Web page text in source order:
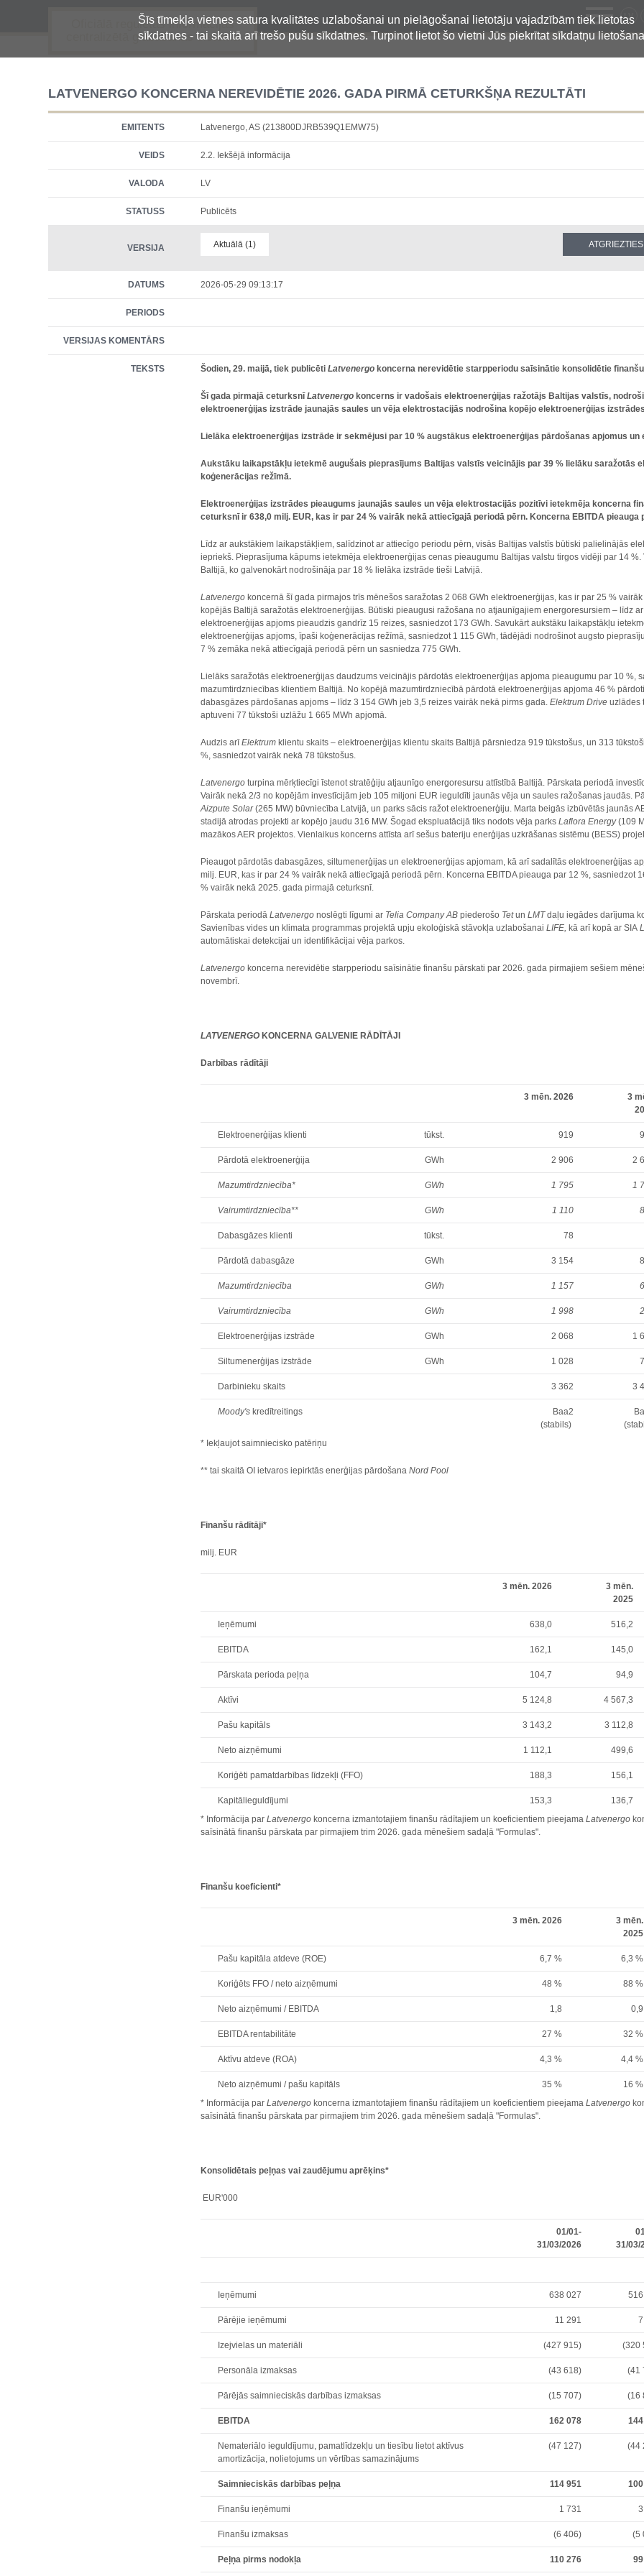
Šīs tīmekļa vietnes satura kvalitātes uzlabošanai un pielāgošanai lietotāju vajadzībām tiek lietotas
sīkdatnes - tai skaitā arī trešo pušu sīkdatnes. Turpinot lietot šo vietni Jūs piekrītat sīkdatņu
Oficiālā regulētās informācijas
centralizētā glabāšanas sistēma
LV
LATVENERGO KONCERNA NEREVIDĒTIE 2026. GADA PIRMĀ CETURKŠŅA REZULTĀTI
EMITENTS Latvenergo, AS (213800DJRB539Q1EMW75)
VEIDS 2.2. Iekšējā informācija
VALODA LV
STATUSS Publicēts
VERSIJA Aktuālā (1)
DATUMS 2026-05-29 09:13:17
PERIODS
VERSIJAS KOMENTĀRS
TEKSTS Šodien, 29. maijā, tiek publicētiLatvenergo koncerna nerevidētie starpperiodu saīsinātie konsolidētie
Šī gada pirmajā ceturksnīLatvenergo koncerns ir vadošais elektroenerģijas ražotājs Baltijas valstīs,
elektroenerģijas izstrāde jaunajās saules un vēja elektrostacijās nodrošina kopējo elektroenerģijas
Lielāka elektroenerģijas izstrāde ir sekmējusi par 10 % augstākus elektroenerģijas pārdošanas apjomus
Aukstāku laikapstākļu ietekmē augušais pieprasījums Baltijas valstīs veicinājis par 39 % lielāku saražotās
koģenerācijas režīmā.
Elektroenerģijas izstrādes pieaugums jaunajās saules un vēja elektrostacijās pozitīvi ietekmēja koncerna
ceturksnī ir 638,0 milj. EUR, kas ir par 24 % vairāk nekā attiecīgajā periodā pērn. Koncerna EBITDA pieauga
Līdz ar aukstākiem laikapstākļiem, salīdzinot ar attiecīgo periodu pērn, visās Baltijas valstīs būtiski palielinājās
iepriekš. Pieprasījuma kāpums ietekmēja elektroenerģijas cenas pieaugumu Baltijas valstu tirgos vidēji par 14
Baltijā, ko galvenokārt nodrošināja par 18 % lielāka izstrāde tieši Latvijā.
Latvenergo koncernā šī gada pirmajos trīs mēnešos saražotas 2 068 GWh elektroenerģijas, kas ir par 25 %
kopējās Baltijā saražotās elektroenerģijas. Būtiski pieaugusi ražošana no atjaunīgajiem energoresursiem – līdz
elektroenerģijas apjoms pieaudzis gandrīz 15 reizes, sasniedzot 173 GWh. Savukārt aukstāku laikapstākļu
elektroenerģijas apjoms, īpaši koģenerācijas režīmā, sasniedzot 1 115 GWh, tādējādi nodrošinot augsto
7 % zemāka nekā attiecīgajā periodā pērn un sasniedza 775 GWh.
Lielāks saražotās elektroenerģijas daudzums veicinājis pārdotās elektroenerģijas apjoma pieaugumu par 10 %,
mazumtirdzniecības klientiem Baltijā. No kopējā mazumtirdzniecībā pārdotā elektroenerģijas apjoma 46 %
dabasgāzes pārdošanas apjoms – līdz 3 154 GWh jeb 3,5 reizes vairāk nekā pirms gada.Elektrum Drive uzlādes
aptuveni 77 tūkstoši uzlāžu 1 665 MWh apjomā.
Audzis arīElektrum klientu skaits – elektroenerģijas klientu skaits Baltijā pārsniedza 919 tūkstošus, un 313
%, sasniedzot vairāk nekā 78 tūkstošus.
Latvenergo turpina mērķtiecīgi īstenot stratēģiju atjaunīgo energoresursu attīstībā Baltijā. Pārskata periodā
Vairāk nekā 2/3 no kopējām investīcijām jeb 105 miljoni EUR ieguldīti jaunās vēja un saules ražošanas jaudās.
Aizpute Solar(265 MW) būvniecība Latvijā, un parks sācis ražot elektroenerģiju. Marta beigās izbūvētās jaunās
stadijā atrodas projekti ar kopējo jaudu 316 MW. Šogad ekspluatācijā tiks nodots vēja parksLaflora Energy(109
mazākos AER projektos. Vienlaikus koncerns attīsta arī sešus bateriju enerģijas uzkrāšanas sistēmu (BESS)
Pieaugot pārdotās dabasgāzes, siltumenerģijas un elektroenerģijas apjomam, kā arī sadalītās elektroenerģijas
milj. EUR, kas ir par 24 % vairāk nekā attiecīgajā periodā pērn. Koncerna EBITDA pieauga par 12 %,
% vairāk nekā 2025. gada pirmajā ceturksnī.
Pārskata periodāLatvenergo noslēgti līgumi ar Telia Company AB piederošo TetunLMTdaļu iegādes darījuma
Savienības vides un klimata programmas projektā upju ekoloģiskā stāvokļa uzlabošanaiLIFE, kā arī kopā ar SIA
automātiskai detekcijai un identifikācijai vēja parkos.
Latvenergo koncerna nerevidētie starpperiodu saīsinātie finanšu pārskati par 2026. gada pirmajiem sešiem
novembrī.
LATVENERGO KONCERNA GALVENIE RĀDĪTĀJI
Darbības rādītāji
3 mēn. 2026
3
Elektroenerģijas klienti tūkst. 919
Pārdotā elektroenerģija GWh 2 906 2
Mazumtirdzniecība* GWh 1 795 1
Vairumtirdzniecība** GWh 1 110
Dabasgāzes klienti tūkst. 78
Pārdotā dabasgāze GWh 3 154
Mazumtirdzniecība GWh 1 157
Vairumtirdzniecība GWh 1 998
Elektroenerģijas izstrāde GWh 2 068 1
Siltumenerģijas izstrāde GWh 1 028
Darbinieku skaits 3 362 3
Moody's kredītreitings
Baa2
(stabils)
* Iekļaujot saimniecisko patēriņu
** tai skaitā OI ietvaros iepirktās enerģijas pārdošanaNord Pool
Finanšu rādītāji*
milj. EUR
3 mēn. 2026
3 mēn.
2025
Ieņēmumi 638,0 516,2
EBITDA 162,1 145,0
Pārskata perioda peļņa 104,7 94,9
Aktīvi 5 124,8 4 567,3
Pašu kapitāls 3 143,2 3 112,8
Neto aizņēmumi 1 112,1 499,6
Koriģēti pamatdarbības līdzekļi (FFO) 188,3 156,1
Kapitālieguldījumi 153,3
136,7
* Informācija parLatvenergo koncerna izmantotajiem finanšu rādītajiem un koeficientiem pieejamaLatvenergo
saīsinātā finanšu pārskata par pirmajiem trim 2026. gada mēnešiem sadaļā "Formulas".
Finanšu koeficienti*
3 mēn. 2026
3 mēn.
2025
Pašu kapitāla atdeve (ROE) 6,7 % 6,3 %
Koriģēts FFO / neto aizņēmumi 48 % 88 %
Neto aizņēmumi / EBITDA 1,8 0,9
EBITDA rentabilitāte 27 % 32 %
Aktīvu atdeve (ROA) 4,3 % 4,4 %
Neto aizņēmumi / pašu kapitāls 35 %
16 %
* Informācija parLatvenergo koncerna izmantotajiem finanšu rādītajiem un koeficientiem pieejamaLatvenergo
saīsinātā finanšu pārskata par pirmajiem trim 2026. gada mēnešiem sadaļā "Formulas".
Konsolidētais peļņas vai zaudējumu aprēķins*
EUR'000
01/01-
31/03/2026
31/03/
Ieņēmumi 638 027
Pārējie ieņēmumi 11 291
Izejvielas un materiāli (427 915) (320
Personāla izmaksas (43 618) (41
Pārējās saimnieciskās darbības izmaksas (15 707) (16
EBITDA 162 078
Nemateriālo ieguldījumu, pamatlīdzekļu un tiesību lietot aktīvus
amortizācija, nolietojums un vērtības samazinājums
(47 127) (44
Saimnieciskās darbības peļņa 114 951
Finanšu ieņēmumi 1 731
Finanšu izmaksas (6 406) (5
Peļņa pirms nodokļa 110 276